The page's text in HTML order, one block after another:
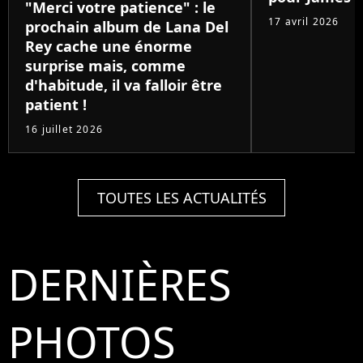
"Merci votre patience" : le
prochain album de Lana Del
Rey cache une énorme
surprise mais, comme
d'habitude, il va falloir être
patient !
16 juillet 2026
17 avril 2026
TOUTES LES ACTUALITÉS
DERNIÈRES
PHOTOS